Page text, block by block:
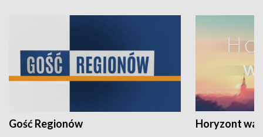
Gość Regionów Horyzont